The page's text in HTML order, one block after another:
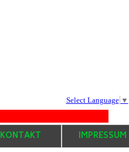
Select Language ▼
KONTAKT IMPRESSUM